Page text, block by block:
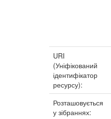
URI
(Уніфікований
ідентифікатор
ресурсу):
Розташовується
у зібраннях: